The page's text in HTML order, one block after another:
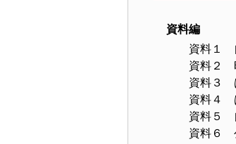
資料編
資料１ 自
資料２ 昭
資料３ ば
資料４ ば
資料５ 自
資料６ 公